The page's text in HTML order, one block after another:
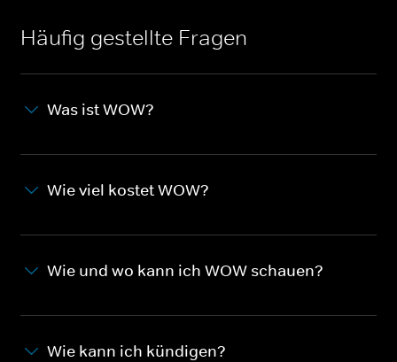
Häufig gestellte Fragen
Was ist WOW?
Wie viel kostet WOW?
Wie und wo kann ich WOW schauen?
Wie kann ich kündigen?